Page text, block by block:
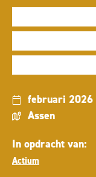
februari 2026
Assen
In opdracht van:
Actium